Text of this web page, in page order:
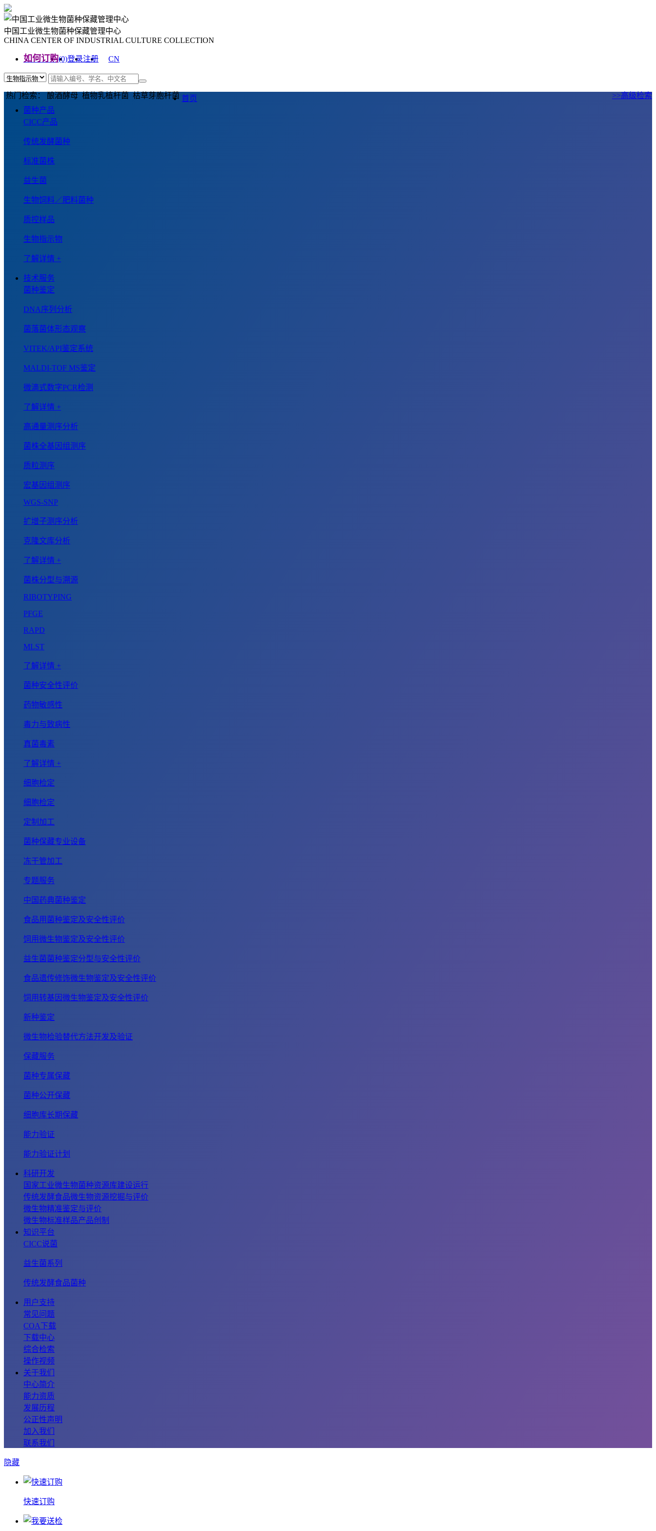
中国工业微生物菌种保藏管理中心
CHINA CENTER OF INDUSTRIAL CULTURE COLLECTION
如何订购(0)登录注册
CN
热门检索： 酿酒酵母 植物乳植杆菌 枯草芽胞杆菌 >>高级检索
首页
菌种产品
CICC产品
传统发酵菌种
标准菌株
益生菌
生物饲料／肥料菌种
质控样品
生物指示物
了解详情 +
技术服务
菌种鉴定
DNA序列分析
菌落菌体形态观察
VITEK/API鉴定系统
MALDI-TOF MS鉴定
微滴式数字PCR检测
了解详情 +
高通量测序分析
菌株全基因组测序
质粒测序
宏基因组测序
WGS-SNP
扩增子测序分析
克隆文库分析
了解详情 +
菌株分型与溯源
RIBOTYPING
PFGE
RAPD
MLST
了解详情 +
菌种安全性评价
药物敏感性
毒力与致病性
真菌毒素
了解详情 +
细胞检定
细胞检定
定制加工
菌种保藏专业设备
冻干管加工
专题服务
中国药典菌种鉴定
食品用菌种鉴定及安全性评价
饲用微生物鉴定及安全性评价
益生菌菌种鉴定分型与安全性评价
食品遗传修饰微生物鉴定及安全性评价
饲用转基因微生物鉴定及安全性评价
新种鉴定
微生物检验替代方法开发及验证
保藏服务
菌种专属保藏
菌种公开保藏
细胞库长期保藏
能力验证
能力验证计划
科研开发
国家工业微生物菌种资源库建设运行
传统发酵食品微生物资源挖掘与评价
微生物精准鉴定与评价
微生物标准样品产品创制
知识平台
CICC说菌
益生菌系列
传统发酵食品菌种
用户支持
常见问题
COA下载
下载中心
综合检索
操作视频
关于我们
中心简介
能力资质
发展历程
公正性声明
加入我们
联系我们
隐藏
快速订购